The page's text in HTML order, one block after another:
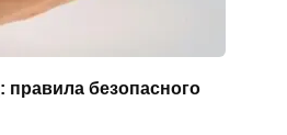
безопасного